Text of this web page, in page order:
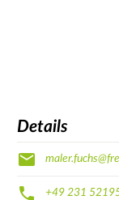
Details
+49 231